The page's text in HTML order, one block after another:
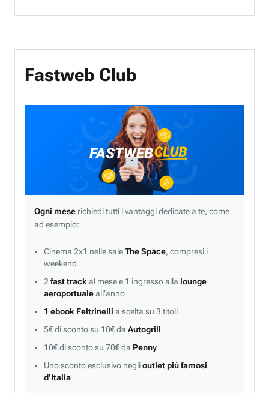
Fastweb Club
Ogni mese richiedi tutti i vantaggi dedicate a te, come
ad esempio:
Cinema 2x1 nelle saleThe Space, compresi i
weekend
2 fast track al mese e 1 ingresso alla lounge
aeroportualeall’anno
1 ebook Feltrinelli a scelta su 3 titoli
5€ di sconto su 10€ da Autogrill
10€ di sconto su 70€ da Penny
Uno sconto esclusivo neglioutlet più famosi
d’Italia